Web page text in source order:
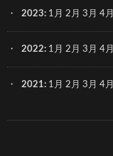
2023: 1月 2月 3月 4月
2022: 1月 2月 3月 4月
2021: 1月 2月 3月 4月